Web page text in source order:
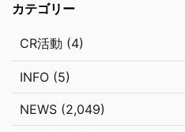
カテゴリー
CR活動 (4)
INFO (5)
NEWS (2,049)